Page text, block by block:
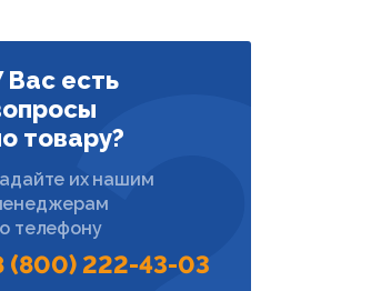
Вас есть
товару?
их нашим
телефону
(800) 222-43-03